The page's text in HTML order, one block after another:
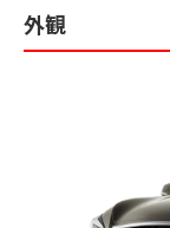
外観